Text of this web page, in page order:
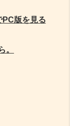
PC版を見る
。